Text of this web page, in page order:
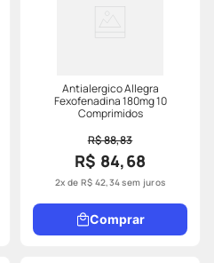
Antialergico Allegra
Fexofenadina 180mg 10
Comprimidos
R$ 88,83
R$ 84,68
2x de R$ 42,34sem juros
Comprar